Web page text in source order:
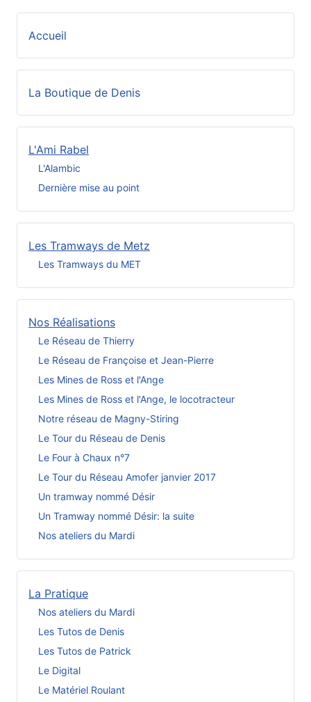
Accueil
La Boutique de Denis
L'Ami Rabel
L'Alambic
Dernière mise au point
Les Tramways de Metz
Les Tramways du MET
Nos Réalisations
Le Réseau de Thierry
Le Réseau de Françoise et Jean-Pierre
Les Mines de Ross et l'Ange
Les Mines de Ross et l'Ange, le locotracteur
Notre réseau de Magny-Stiring
Le Tour du Réseau de Denis
Le Four à Chaux n°7
Le Tour du Réseau Amofer janvier 2017
Un tramway nommé Désir
Un Tramway nommé Désir: la suite
Nos ateliers du Mardi
La Pratique
Nos ateliers du Mardi
Les Tutos de Denis
Les Tutos de Patrick
Le Digital
Le Matériel Roulant